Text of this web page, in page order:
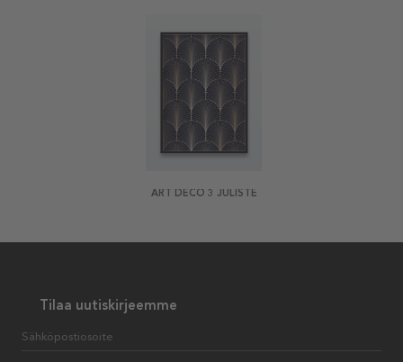
ART DECO 3 JULISTE
Tilaa uutiskirjeemme
Sähköpostiosoite